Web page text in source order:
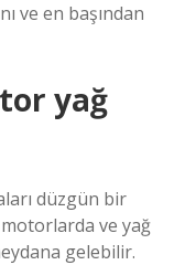
ve en başından
yağ
düzgün bir
motorlarda ve yağ
gelebilir.